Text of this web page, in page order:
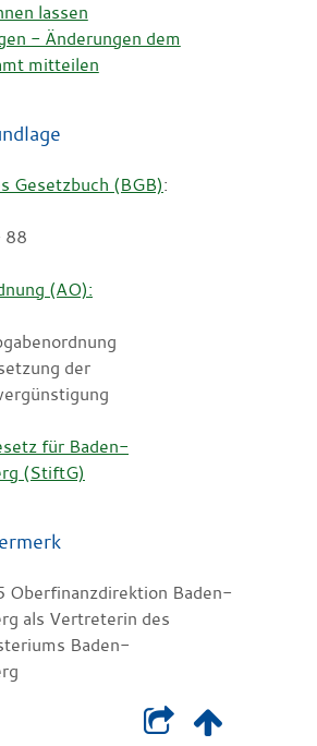
lassen
- Änderungen dem
mitteilen
Gesetzbuch (BGB):
88
(AO):
der
für Baden-
(StiftG)
Oberfinanzdirektion Baden-
als Vertreterin des
Baden-